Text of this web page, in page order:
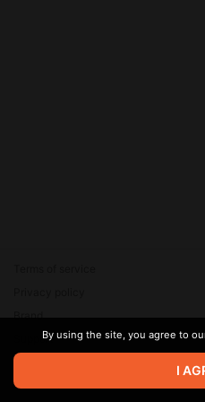
© 2026 Zaya Solutions Limited.
are the property of their
Brand
SupportBy using the site, you agree to
I